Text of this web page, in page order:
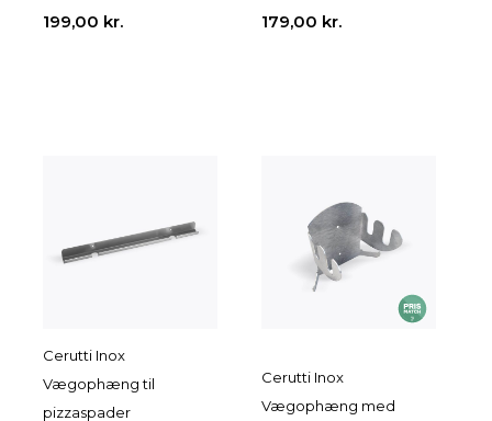
199,00 kr. 179,00 kr.
Cerutti Inox
Vægophæng til
pizzaspader
Cerutti Inox
Vægophæng med